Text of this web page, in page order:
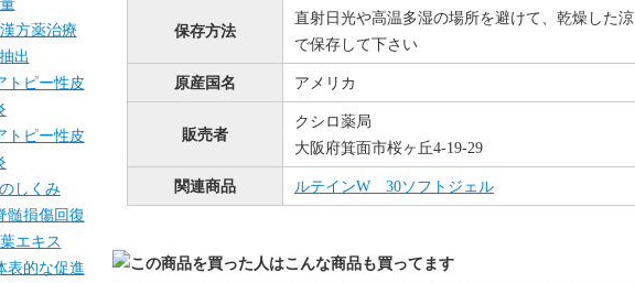
保存方法
直射日光や高温多湿の場所を避けて、乾燥した
で保存して下さい
原産国名 アメリカ
販売者
クシロ薬局
大阪府箕面市桜ヶ丘4-19-29
関連商品 ルテインW 30ソフトジェル